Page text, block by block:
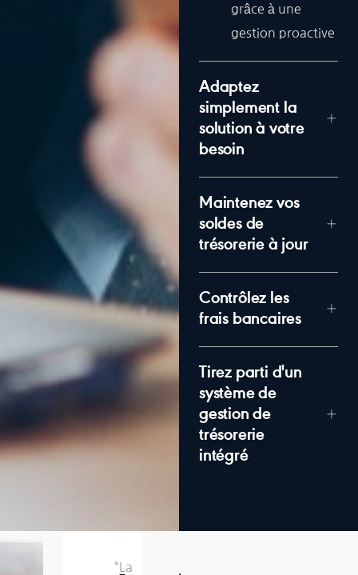
grâce à une
gestion proactive
Adaptez
simplement la
solution à votre
besoin
Maintenez vos
soldes de
trésorerie à jour
Contrôlez les
frais bancaires
Tirez parti d'un
système de
gestion de
trésorerie
intégré
“L’équipe
“La
« La